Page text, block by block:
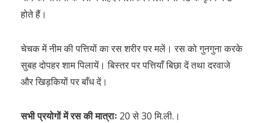
होते हैं।
चेचक में नीम की पत्तियों का रस शरीर पर मलें। रस को गुनगुना करके
सुबह दोपहर शाम पिलायें। बिस्तर पर पत्तियाँ बिछा दें तथा दरवाजे
और खिड़कियों पर बाँध दें।
सभी प्रयोगों में रस की मात्राः 20 से 30 मि.ली.।